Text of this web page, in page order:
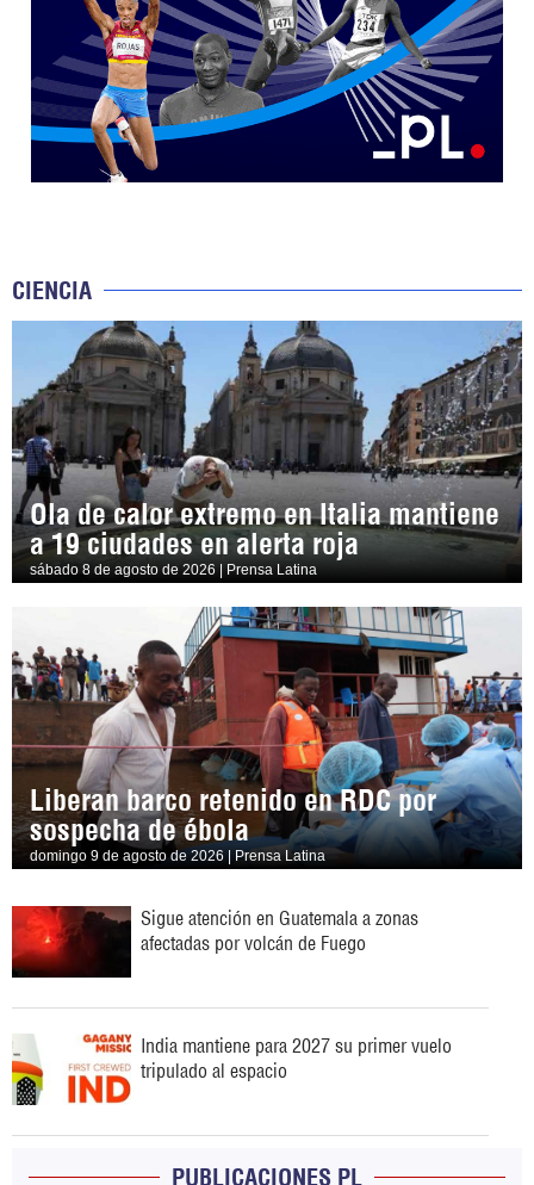
CIENCIA
Ola de calor extremo en Italia mantiene
a 19 ciudades en alerta roja
sábado 8 de agosto de 2026 | Prensa Latina
Liberan barco retenido en RDC por
sospecha de ébola
domingo 9 de agosto de 2026 | Prensa Latina
Sigue atención en Guatemala a zonas
afectadas por volcán de Fuego
India mantiene para 2027 su primer vuelo
tripulado al espacio
PUBLICACIONES PL